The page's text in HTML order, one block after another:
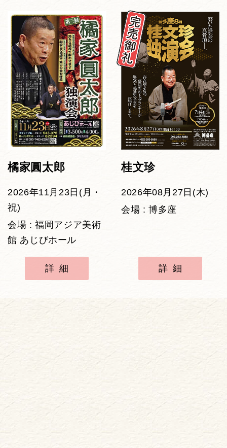
橘家圓太郎
2026年11月23日(月・
祝)
会場 : 福岡アジア美術
館 あじびホール
詳細
桂文珍
2026年08月27日(木)
会場 : 博多座
詳細